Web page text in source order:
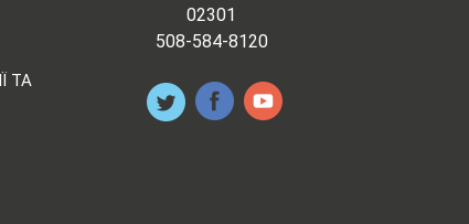
ТА
02301
508-584-8120